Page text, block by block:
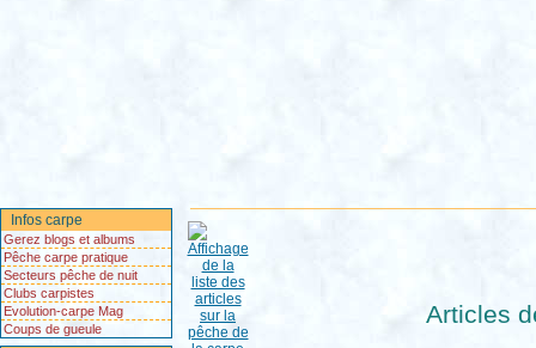
Infos carpe
Gerez blogs et albums
Pêche carpe pratique
Secteurs pêche de nuit
Clubs carpistes
Evolution-carpe Mag
Coups de gueule
Articles